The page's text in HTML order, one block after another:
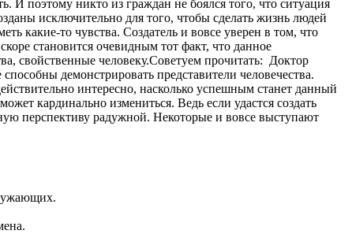
И поэтому никто из граждан не боялся того, что ситуация
исключительно для того, чтобы сделать жизнь людей
какие-то чувства. Создатель и вовсе уверен в том, что
становится очевидным тот факт, что данное
свойственные человеку.Советуем прочитать: Доктор
демонстрировать представители человечества.
интересно, насколько успешным станет данный
кардинально измениться. Ведь если удастся создать
перспективу радужной. Некоторые и вовсе выступают